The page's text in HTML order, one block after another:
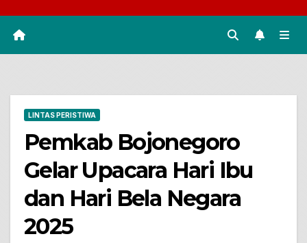
LINTAS PERISTIWA
Pemkab Bojonegoro
Gelar Upacara Hari Ibu
dan Hari Bela Negara
2025